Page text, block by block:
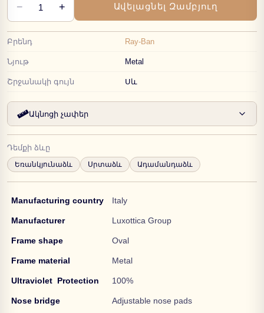
− 1 + Ավելացնել Զամբյուղ
Բրենդ Ray-Ban
Նյութ Metal
Շրջանակի գույն Սև
Ակնոցի չափեր
Դեմքի ձևը
Եռանկյունաձև Սրտաձև Ադամանդաձև
Manufacturing country Italy
Manufacturer Luxottica Group
Frame shape Oval
Frame material Metal
Ultraviolet Protection 100%
Nose bridge Adjustable nose pads